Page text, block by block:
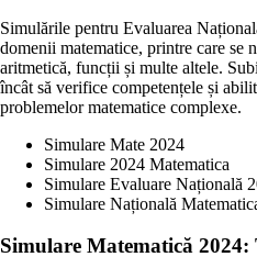
Simulările pentru Evaluarea
domenii matematice, printre care se
aritmetică, funcții și multe altele.
încât să verifice competențele și
problemelor matematice complexe.
Simulare Mate 2024
Simulare 2024 Matematica
Simulare Evaluare Națională
Simulare Națională
Simulare Matematică